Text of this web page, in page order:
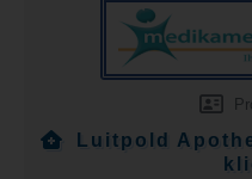
Luitpold